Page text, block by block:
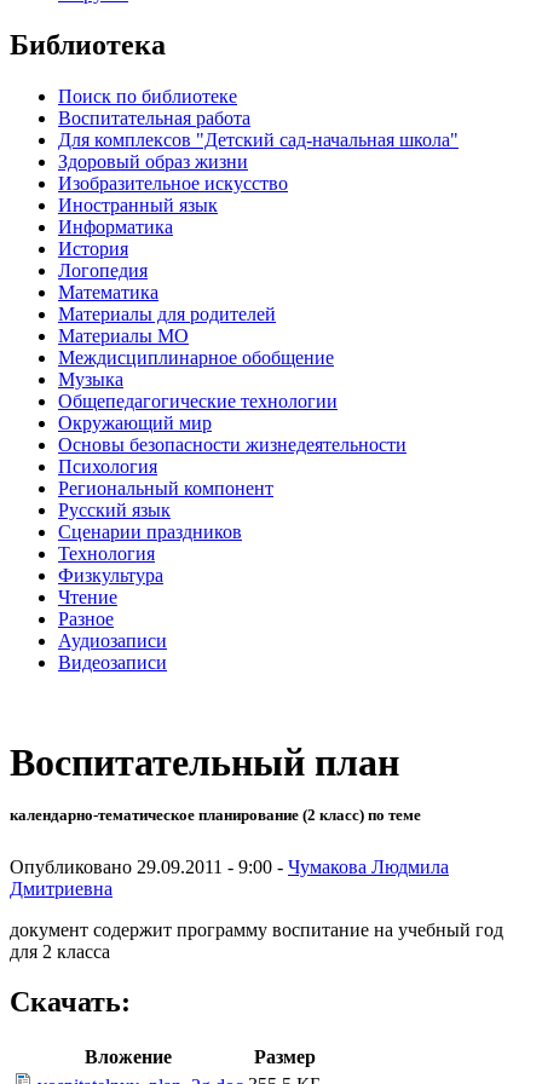
Библиотека
Поиск по библиотеке
Воспитательная работа
Для комплексов "Детский сад-начальная школа"
Здоровый образ жизни
Изобразительное искусство
Иностранный язык
Информатика
История
Логопедия
Математика
Материалы для родителей
Материалы МО
Междисциплинарное обобщение
Музыка
Общепедагогические технологии
Окружающий мир
Основы безопасности жизнедеятельности
Психология
Региональный компонент
Русский язык
Сценарии праздников
Технология
Физкультура
Чтение
Разное
Аудиозаписи
Видеозаписи
Воспитательный план
календарно-тематическое планирование (2 класс) по теме
Опубликовано 29.09.2011 - 9:00 - Чумакова Людмила
Дмитриевна
документ содержит программу воспитание на учебный год
для 2 класса
Скачать:
Вложение
Размер